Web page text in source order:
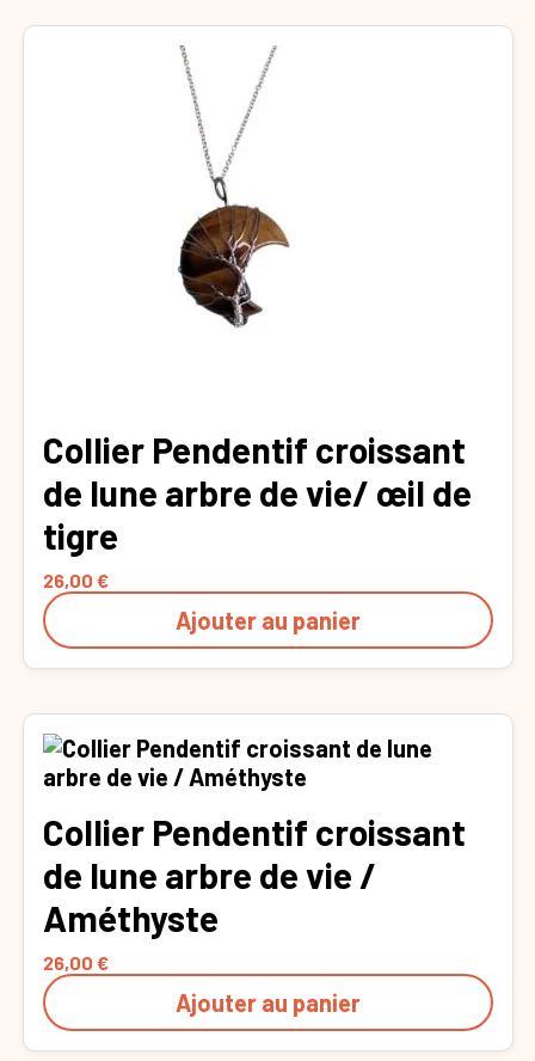
Collier Pendentif croissant
de lune arbre de vie/ œil de
tigre
26,00 €
Ajouter au panier
Collier Pendentif croissant
de lune arbre de vie /
Améthyste
26,00 €
Ajouter au panier